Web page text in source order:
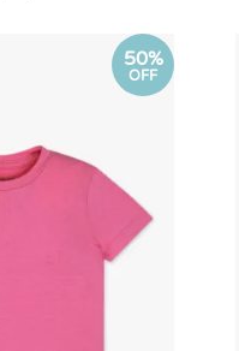
50%
OFF